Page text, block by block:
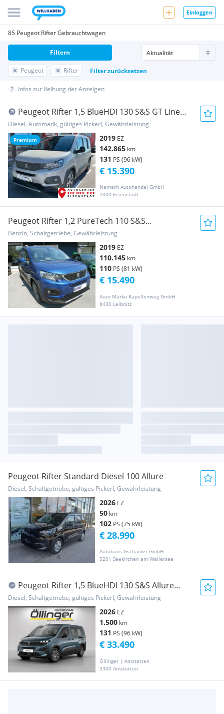
Einloggen
85 Peugeot Rifter Gebrauchtwagen
Peugeot Rifter Filter zurücksetzen
Filtern
Infos zur Reihung der Anzeigen
Premium
Peugeot Rifter 1,5 BlueHDI 130 S&S GT Line
EAT8 Aut.
Diesel, Automatik, gültiges Pickerl, Gewährleistung
2019 EZ
142.865 km
131 PS (96 kW)
Nemeth Autohandel GmbH
7000 Eisenstadt
€ 15.390
Peugeot Rifter 1,2 PureTech 110 S&S
Allure*AHKG+KAMERA+SHZ
Benzin, Schaltgetriebe, Gewährleistung
2019 EZ
110.145 km
110 PS (81 kW)
Auto Marko Kapellenweg GmbH
8430 Leibnitz
€ 15.490
Peugeot Rifter Standard Diesel 100 Allure
Diesel, Schaltgetriebe, gültiges Pickerl, Gewährleistung
2026 EZ
50 km
102 PS (75 kW)
Autohaus Gschaider GmbH
5201 Seekirchen am Wallersee
€ 28.990
Peugeot Rifter 1,5 BlueHDI 130 S&S Allure
Lang
Diesel, Schaltgetriebe, gültiges Pickerl, Gewährleistung
2026 EZ
1.500 km
131 PS (96 kW)
Öllinger | Amstetten
3300 Amstetten
€ 33.490